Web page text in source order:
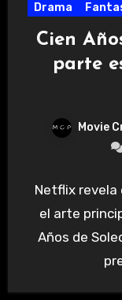
Drama
Cien
parte
Movie
Netflix revela
el arte
Años de